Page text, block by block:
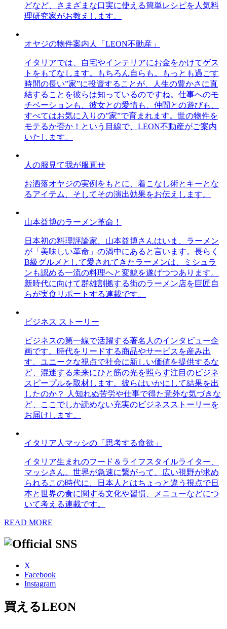
どなど、さまざまな口実に使える簡単レシピを人気料
理研究家がお教えします。
オヤジの物件案内人「LEON不動産」
イタリアでは、自宅やインテリアにお金をかけてゲス
トをもてなします。もちろん自らも。もっとも過ごす
時間の長い”家”に投資することが、人生の豊かさに直
結することを彼らは知っているのですね。仕事へのモ
チベーションも、彼女との愛情も、仲間との遊びも、
すべてはお気に入りの”家”で育まれます。世の物件を
モテるか否か！という目線で、LEON不動産がご案内
いたします。
人の服見て我が服直せ
お洒落オヤジの実例をもとに、着こなし術とキーとな
るアイテム、そしてその演出効果をお伝えします。
山本益博のラーメン革命！
日本初の料理評論家、山本益博さんはいま、ラーメン
が「美味しい革命」の渦中にあると言います。長らく
B級グルメとして愛されてきたラーメンは、ミシュラ
ンも認める一流の料理へと変貌を遂げつつあります。
新時代に向けて群雄割拠する街のラーメン店を巨匠自
らが実食リポートする連載です。
ビジネス ストーリー
ビジネスの第一線で活躍する著名人のインタビュー企
画です。時代をリードする商品やサービスを産み出
す、ユニークな視点で社会に新しい価値を提供するな
ど、混迷する未来にひと筋の光を照らす注目のビジネ
スピープルを取材します。彼らはいかにして結果を出
したのか？ 人知れぬ苦労や仕事で得た意外な気づきな
ど、ここでしか読めない充実のビジネスストーリーを
お届けします。
イタリア人マッシの「思考する食欲」
イタリア生まれのフード＆ライフスタイルライター、
マッシさん。世界が急速に繋がって、広い視野が求め
られるこの時代に、日本人とはちょっと違う視点で日
本と世界の食に関する文化や習慣、メニューなどにつ
いて考える連載です。
READ MORE
X
Facebook
Instagram
買えるLEON